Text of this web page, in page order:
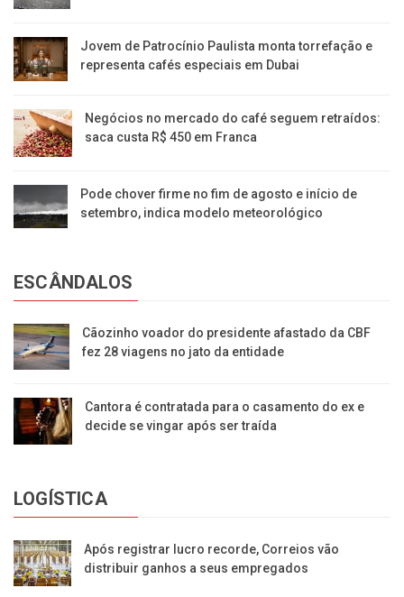
Jovem de Patrocínio Paulista monta torrefação e
representa cafés especiais em Dubai
Negócios no mercado do café seguem retraídos:
saca custa R$ 450 em Franca
Pode chover firme no fim de agosto e início de
setembro, indica modelo meteorológico
ESCÂNDALOS
Cãozinho voador do presidente afastado da CBF
fez 28 viagens no jato da entidade
Cantora é contratada para o casamento do ex e
decide se vingar após ser traída
LOGÍSTICA
Após registrar lucro recorde, Correios vão
distribuir ganhos a seus empregados